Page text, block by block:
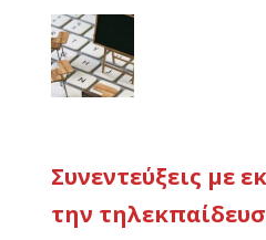
Συνεντεύξεις με
την